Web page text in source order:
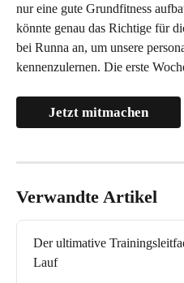
nur eine gute Grundfitness
könnte genau das Richtige für
bei Runna an, um unsere
kennenzulernen. Die erste
Jetzt mitmachen
Verwandte Artikel
Der ultimative
Lauf